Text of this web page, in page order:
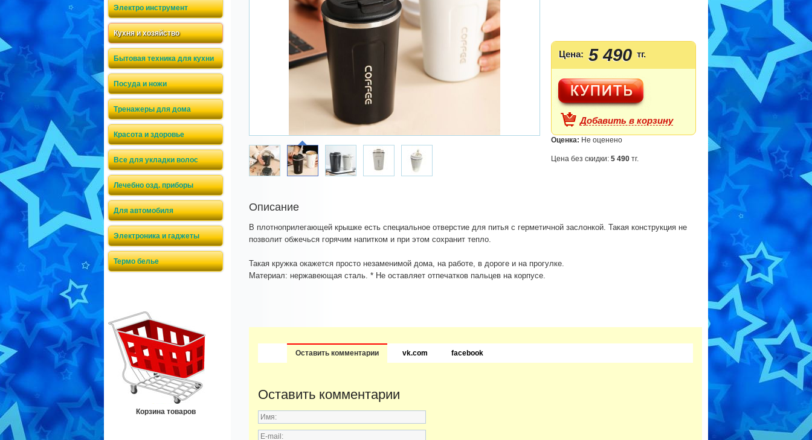
Электро инструмент
Кухня и хозяйство
Бытовая техника для кухни
Посуда и ножи
Тренажеры для дома
Красота и здоровье
Все для укладки волос
Лечебно озд. приборы
Для автомобиля
Электроника и гаджеты
Термо белье
Корзина товаров
Цена: 5 490 тг.
Добавить в корзину
Оценка: Не оценено
Цена без скидки: 5 490 тг.
Описание
В плотноприлегающей крышке есть специальное отверстие для питья с герметичной заслонкой. Такая конструкция не
позволит обжечься горячим напитком и при этом сохранит тепло.
Такая кружка окажется просто незаменимой дома, на работе, в дороге и на прогулке.
Материал: нержавеющая сталь. * Не оставляет отпечатков пальцев на корпусе.
Оставить комментарии vk.com facebook
Оставить комментарии